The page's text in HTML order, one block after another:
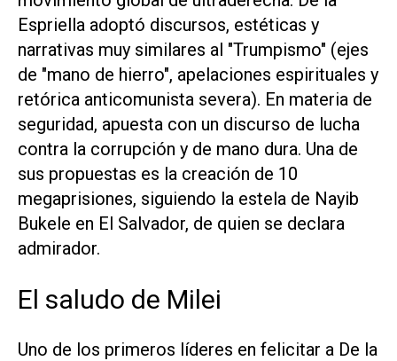
Espriella adoptó discursos, estéticas y
narrativas muy similares al "Trumpismo" (ejes
de "mano de hierro", apelaciones espirituales y
retórica anticomunista severa). En materia de
seguridad, apuesta con un discurso de lucha
contra la corrupción y de mano dura. Una de
sus propuestas es la creación de 10
megaprisiones, siguiendo la estela de Nayib
Bukele en El Salvador, de quien se declara
admirador.
El saludo de Milei
Uno de los primeros líderes en felicitar a De la